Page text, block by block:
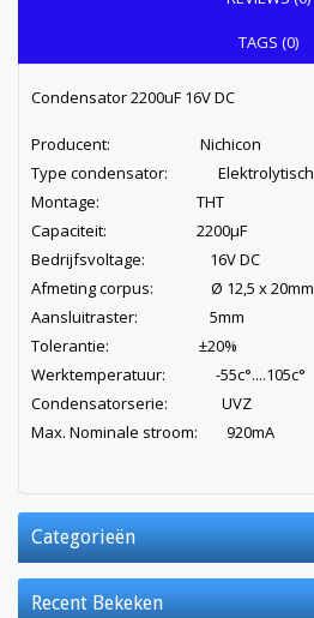
TAGS (0)
Condensator 2200uF 16V DC
Producent: Nichicon
Type condensator: Elektrolytisch
Montage: THT
Capaciteit: 2200µF
Bedrijfsvoltage: 16V DC
Afmeting corpus: Ø 12,5 x 20mm
Aansluitraster: 5mm
Tolerantie: ±20%
Werktemperatuur: -55c°....105c°
Condensatorserie: UVZ
Max. Nominale stroom: 920mA
Categorieën
Recent Bekeken